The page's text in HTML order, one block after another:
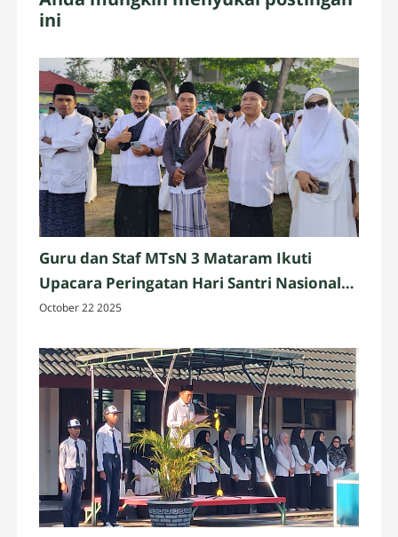
ini
Guru dan Staf MTsN 3 Mataram Ikuti
Upacara Peringatan Hari Santri Nasional
2025 di Penujak, Lombok Tengah
October 22 2025